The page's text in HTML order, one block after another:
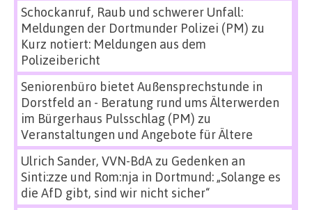
Schockanruf, Raub und schwerer Unfall:
Meldungen der Dortmunder Polizei (PM) zu
Kurz notiert: Meldungen aus dem
Polizeibericht
Seniorenbüro bietet Außensprechstunde in
Dorstfeld an - Beratung rund ums Älterwerden
im Bürgerhaus Pulsschlag (PM) zu
Veranstaltungen und Angebote für Ältere
Ulrich Sander, VVN-BdAzu Gedenken an
Sinti:zze und Rom:nja in Dortmund: „Solange es
die AfD gibt, sind wir nicht sicher“